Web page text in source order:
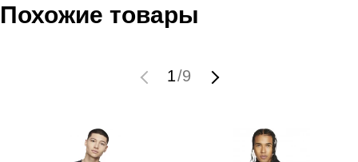
TRICOT JACKET
фитнес
100% полиэстер
Инструкция по оплате есть в самом конце счета, который
мы не увидим Вашу оплату.
Самовывоз в Москве.
Похожие товары
1/9